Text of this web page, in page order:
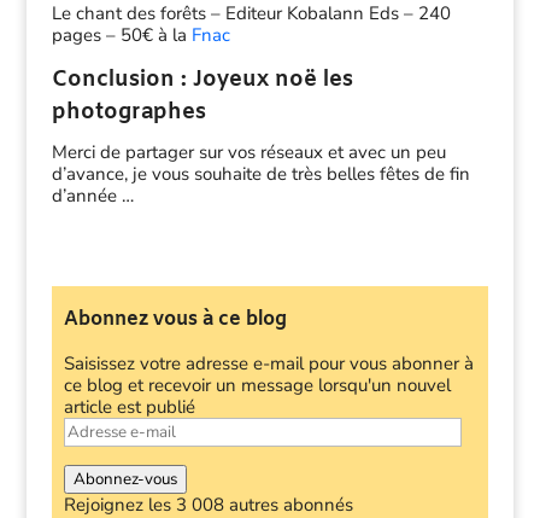
Le chant des forêts – Editeur Kobalann Eds – 240
pages – 50€ à la Fnac
Conclusion : Joyeux noë les
photographes
Merci de partager sur vos réseaux et avec un peu
d’avance, je vous souhaite de très belles fêtes de fin
d’année …
Abonnez vous à ce blog
Saisissez votre adresse e-mail pour vous abonner à
ce blog et recevoir un message lorsqu'un nouvel
article est publié
Adresse
e-
mail
Abonnez-vous
Rejoignez les 3 008 autres abonnés